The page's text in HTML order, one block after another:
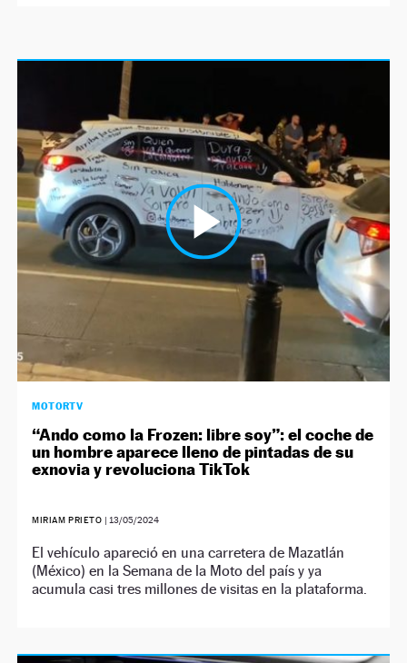
MOTORTV
“Ando como la Frozen: libre soy”: el coche de
un hombre aparece lleno de pintadas de su
exnovia y revoluciona TikTok
MIRIAM PRIETO | 13/05/2024
El vehículo apareció en una carretera de Mazatlán
(México) en la Semana de la Moto del país y ya
acumula casi tres millones de visitas en la plataforma.